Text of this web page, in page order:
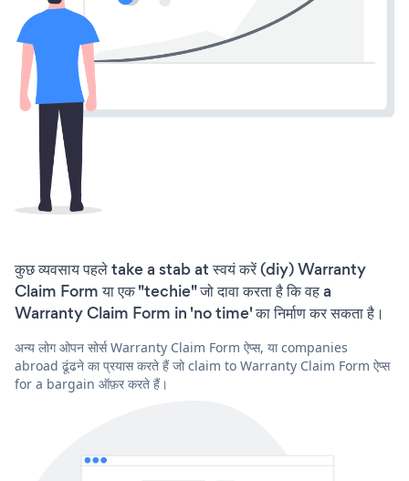
कुछ व्यवसाय पहले take a stab at स्वयं करें (diy) Warranty
Claim Form या एक "techie" जो दावा करता है कि वह a
Warranty Claim Form in 'no time' का निर्माण कर सकता है।
अन्य लोग ओपन सोर्स Warranty Claim Form ऐप्स, या companies
abroad ढूंढने का प्रयास करते हैं जो claim to Warranty Claim Form ऐप्स
for a bargain ऑफ़र करते हैं।